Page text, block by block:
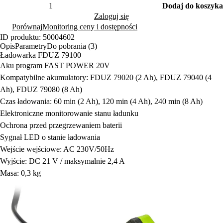
Dodaj do koszyka
Zaloguj się
PorównajMonitoring ceny i dostępności
ID produktu: 50004602
OpisParametryDo pobrania (3)
Ładowarka FDUZ 79100
Aku program FAST POWER 20V
Kompatybilne akumulatory: FDUZ 79020 (2 Ah), FDUZ 79040 (4
Ah), FDUZ 79080 (8 Ah)
Czas ładowania: 60 min (2 Ah), 120 min (4 Ah), 240 min (8 Ah)
Elektroniczne monitorowanie stanu ładunku
Ochrona przed przegrzewaniem baterii
Sygnał LED o stanie ładowania
Wejście wejściowe: AC 230V/50Hz
Wyjście: DC 21 V / maksymalnie 2,4 A
Masa: 0,3 kg